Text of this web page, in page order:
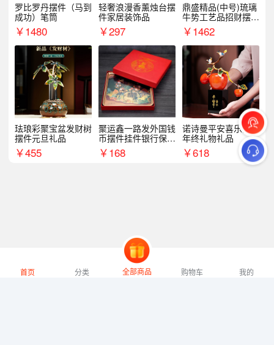
罗比罗丹摆件（马到
成功）笔筒
￥1480
轻奢浪漫香薰烛台摆
件家居装饰品
￥297
鼎盛精品(中号)琉璃
牛势工艺品招财摆件
银行企业商务上市礼
品
￥1462
珐琅彩聚宝盆发财树
摆件元旦礼品
￥455
聚运鑫一路发外国钱
币摆件挂件银行保险
商务礼
￥168
诺诗曼平安喜乐摆件
年终礼物礼品
￥618
首页 分类 全部商品 购物车 我的